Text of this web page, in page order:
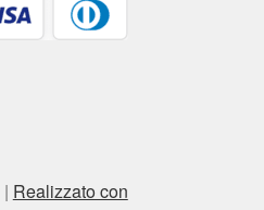
Realizzato con